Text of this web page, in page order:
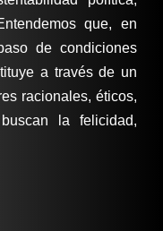
que, en
de condiciones
a través de un
racionales, éticos,
la felicidad,